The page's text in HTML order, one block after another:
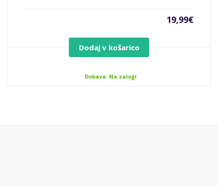
19,99€
Dodaj v košarico
Dobava: Na zalogi